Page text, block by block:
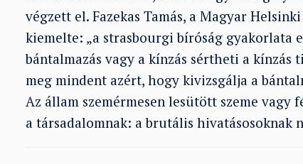
végzett el. Fazekas Tamás, a Magyar
kiemelte: „a strasbourgi bíróság gyakorlata
bántalmazás vagy a kínzás sértheti a kínzás
meg mindent azért, hogy kivizsgálja a
Az állam szemérmesen lesütött szeme vagy
a társadalomnak: a brutális hivatásosoknak